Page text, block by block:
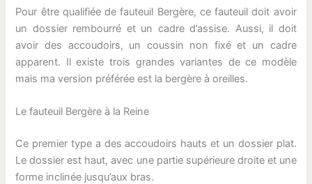
Pour être qualifiée de fauteuil Bergère, ce fauteuil doit avoir
un dossier rembourré et un cadre d’assise. Aussi, il doit
avoir des accoudoirs, un coussin non fixé et un cadre
apparent. Il existe trois grandes variantes de ce modèle
mais ma version préférée est la bergère à oreilles.
Le fauteuil Bergère à la Reine
Ce premier type a des accoudoirs hauts et un dossier plat.
Le dossier est haut, avec une partie supérieure droite et une
forme inclinée jusqu’aux bras.